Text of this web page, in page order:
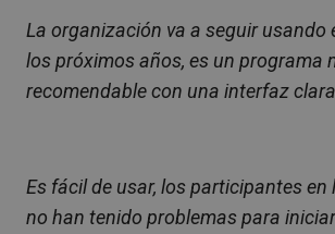
La organización va a seguir usando
los próximos años, es un programa
recomendable con una interfaz
Es fácil de usar, los participantes en
no han tenido problemas para